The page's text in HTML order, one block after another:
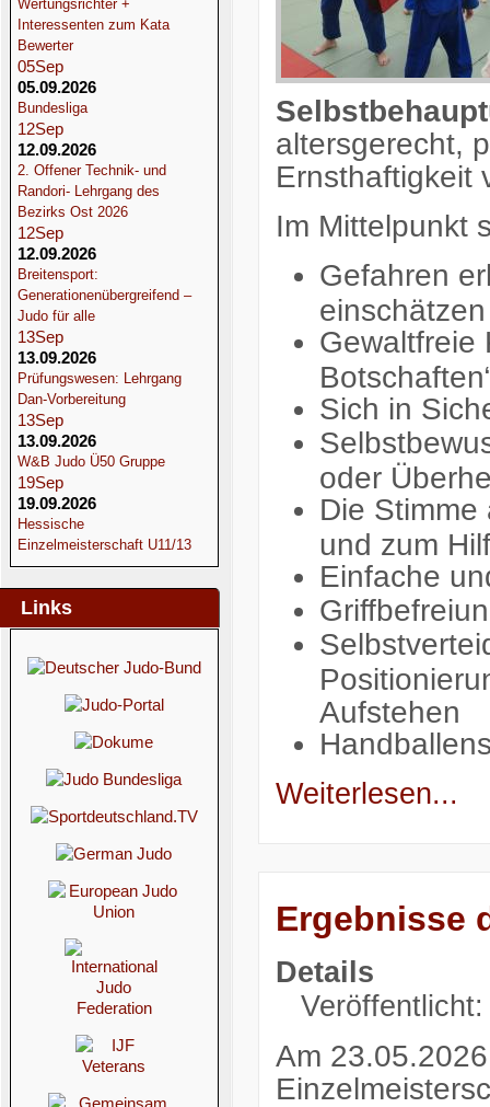
Wertungsrichter +
Interessenten zum Kata
Bewerter
05Sep
05.09.2026
Bundesliga
12Sep
12.09.2026
2. Offener Technik- und
Randori- Lehrgang des
Bezirks Ost 2026
12Sep
12.09.2026
Breitensport:
Generationenübergreifend –
Judo für alle
13Sep
13.09.2026
Prüfungswesen: Lehrgang
Dan-Vorbereitung
13Sep
13.09.2026
W&B Judo Ü50 Gruppe
19Sep
19.09.2026
Hessische
Einzelmeisterschaft U11/13
Links
altersgerecht,
Ernsthaftigkeit
Im Mittelpunkt
Gefahren
einschätzen
Gewaltfreie
Sich in
oder
Die Stimme
und zum
Einfache
Aufstehen
Weiterlesen...
Ergebnisse
Details
Am